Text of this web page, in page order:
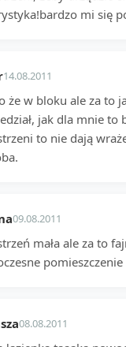
mi się
14.08.2011
że w bloku ale za to
jak dla mnie to
to nie dają
09.08.2011
mała ale za to
pomieszczenie
08.08.2011